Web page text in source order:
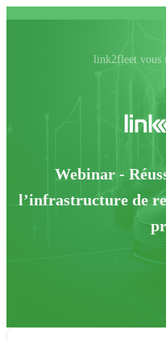
link2fleet vous
Webinar -
l’infrastructure de